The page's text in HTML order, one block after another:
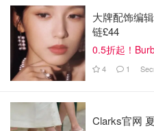
$44.99 $89.99
霍格沃兹之遗
发布：2023 年 2 月 10 日
大牌配饰编
链£44
0.5折起！
4 1
Clarks官网